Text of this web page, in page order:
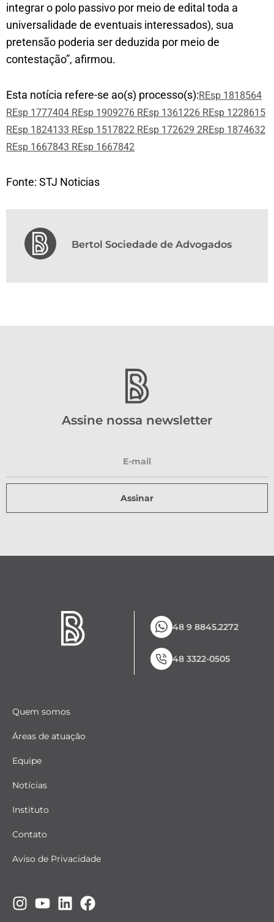
integrar o polo passivo por meio de edital toda a
universalidade de eventuais interessados), sua
pretensão poderia ser deduzida por meio de
contestação”, afirmou.
Esta notícia refere-se ao(s) processo(s):REsp 1818564
REsp 1777404 REsp 1909276 REsp 1361226 REsp 1228615
REsp 1824133 REsp 1517822 REsp 172629 2REsp 1874632
REsp 1667843 REsp 1667842
Fonte: STJ Noticias
Bertol Sociedade de Advogados
Assine nossa newsletter
Assinar
48 9 8845.2272
48 3322-0505
Quem somos
Áreas de atuação
Equipe
Notícias
Instituto
Contato
Aviso de Privacidade